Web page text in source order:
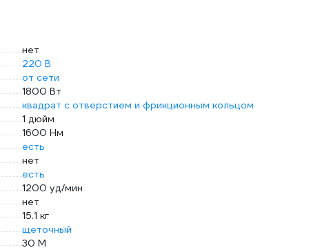
нет
220 В
от сети
1800 Вт
квадрат с отверстием и фрикционным кольцом
1 дюйм
1600 Нм
есть
нет
есть
1200 уд/мин
нет
15.1 кг
щеточный
30 М